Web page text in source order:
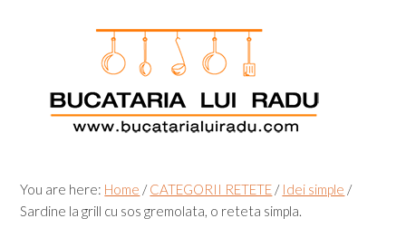
You are here: Home / CATEGORII RETETE / Idei simple /
Sardine la grill cu sos gremolata, o reteta simpla.